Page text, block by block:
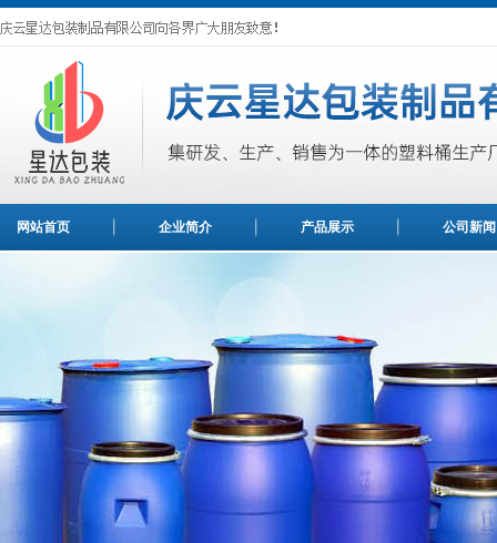
网站首页 企业简介 产品展示 公司新闻